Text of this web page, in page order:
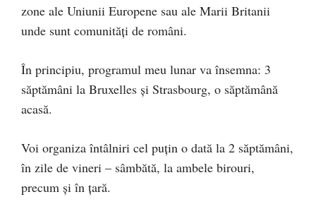
zone ale Uniunii Europene sau ale Marii Britanii
unde sunt comunități de români.
În principiu, programul meu lunar va însemna: 3
săptămâni la Bruxelles și Strasbourg, o săptămână
acasă.
Voi organiza întâlniri cel puțin o dată la 2 săptămâni,
în zile de vineri – sâmbătă, la ambele birouri,
precum și în țară.